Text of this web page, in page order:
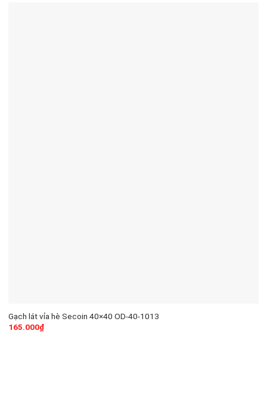
Gạch lát vỉa hè Secoin 40×40 OD-40-1013
165.000₫